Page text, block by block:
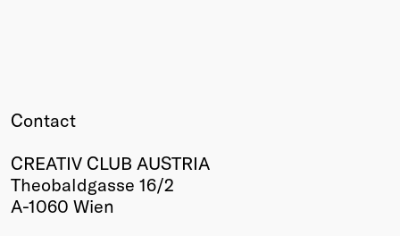
Contact
CREATIV CLUB AUSTRIA
Theobaldgasse 16/2
A-1060 Wien